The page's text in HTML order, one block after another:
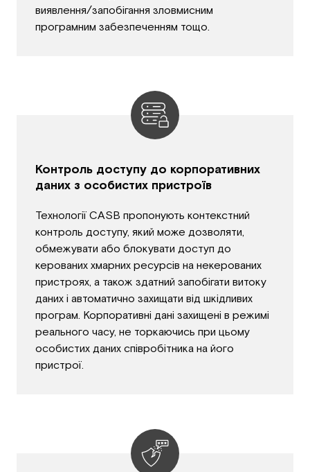
виявлення/запобігання зловмисним
програмним забезпеченням тощо.
Контроль доступу до корпоративних
даних з особистих пристроїв
Технології CASB пропонують контекстний
контроль доступу, який може дозволяти,
обмежувати або блокувати доступ до
керованих хмарних ресурсів на некерованих
пристроях, а також здатний запобігати витоку
даних і автоматично захищати від шкідливих
програм. Корпоративні дані захищені в режимі
реального часу, не торкаючись при цьому
особистих даних співробітника на його
пристрої.